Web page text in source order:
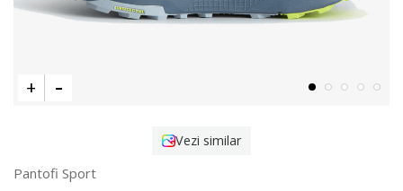
Vezi similar
Pantofi Sport